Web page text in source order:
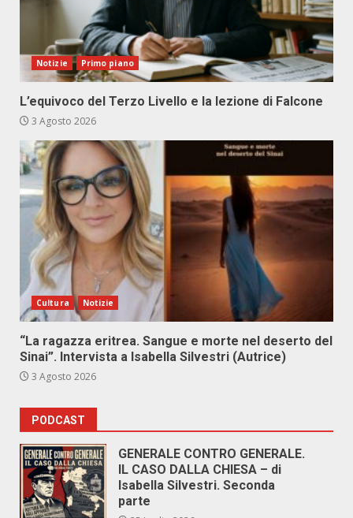
Notizie Primo piano
L’equivoco del Terzo Livello e la lezione di Falcone
3 Agosto 2026
Cultura Notizie
“La ragazza eritrea. Sangue e morte nel deserto del
Sinai”. Intervista a Isabella Silvestri (Autrice)
3 Agosto 2026
PODCAST
GENERALE CONTRO GENERALE.
IL CASO DALLA CHIESA – di
Isabella Silvestri. Seconda
parte